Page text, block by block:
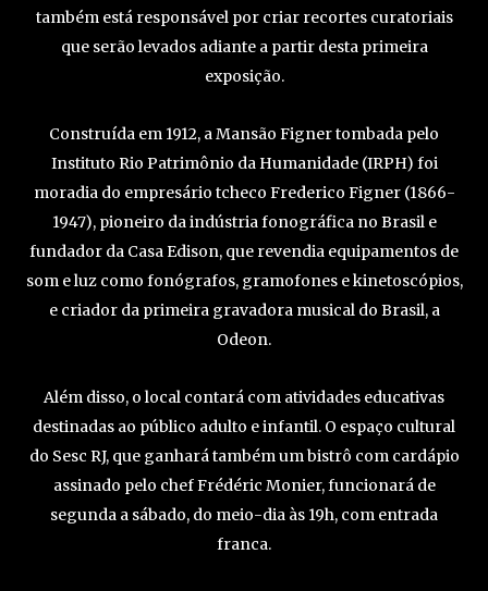
também está responsável por criar recortes curatoriais
que serão levados adiante a partir desta primeira
exposição.
Construída em 1912, a Mansão Figner tombada pelo
Instituto Rio Patrimônio da Humanidade (IRPH) foi
moradia do empresário tcheco Frederico Figner (1866-
1947), pioneiro da indústria fonográfica no Brasil e
fundador da Casa Edison, que revendia equipamentos de
som e luz como fonógrafos, gramofones e kinetoscópios,
e criador da primeira gravadora musical do Brasil, a
Odeon.
Além disso, o local contará com atividades educativas
destinadas ao público adulto e infantil. O espaço cultural
do Sesc RJ, que ganhará também um bistrô com cardápio
assinado pelo chef Frédéric Monier, funcionará de
segunda a sábado, do meio-dia às 19h, com entrada
franca.